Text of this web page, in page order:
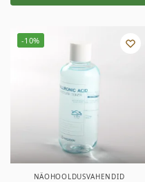
-10%
NÄOHOOLDUSVAHENDID